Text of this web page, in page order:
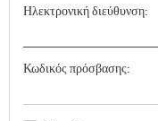
Ηλεκτρονική διεύθυνση:
Κωδικός πρόσβασης: